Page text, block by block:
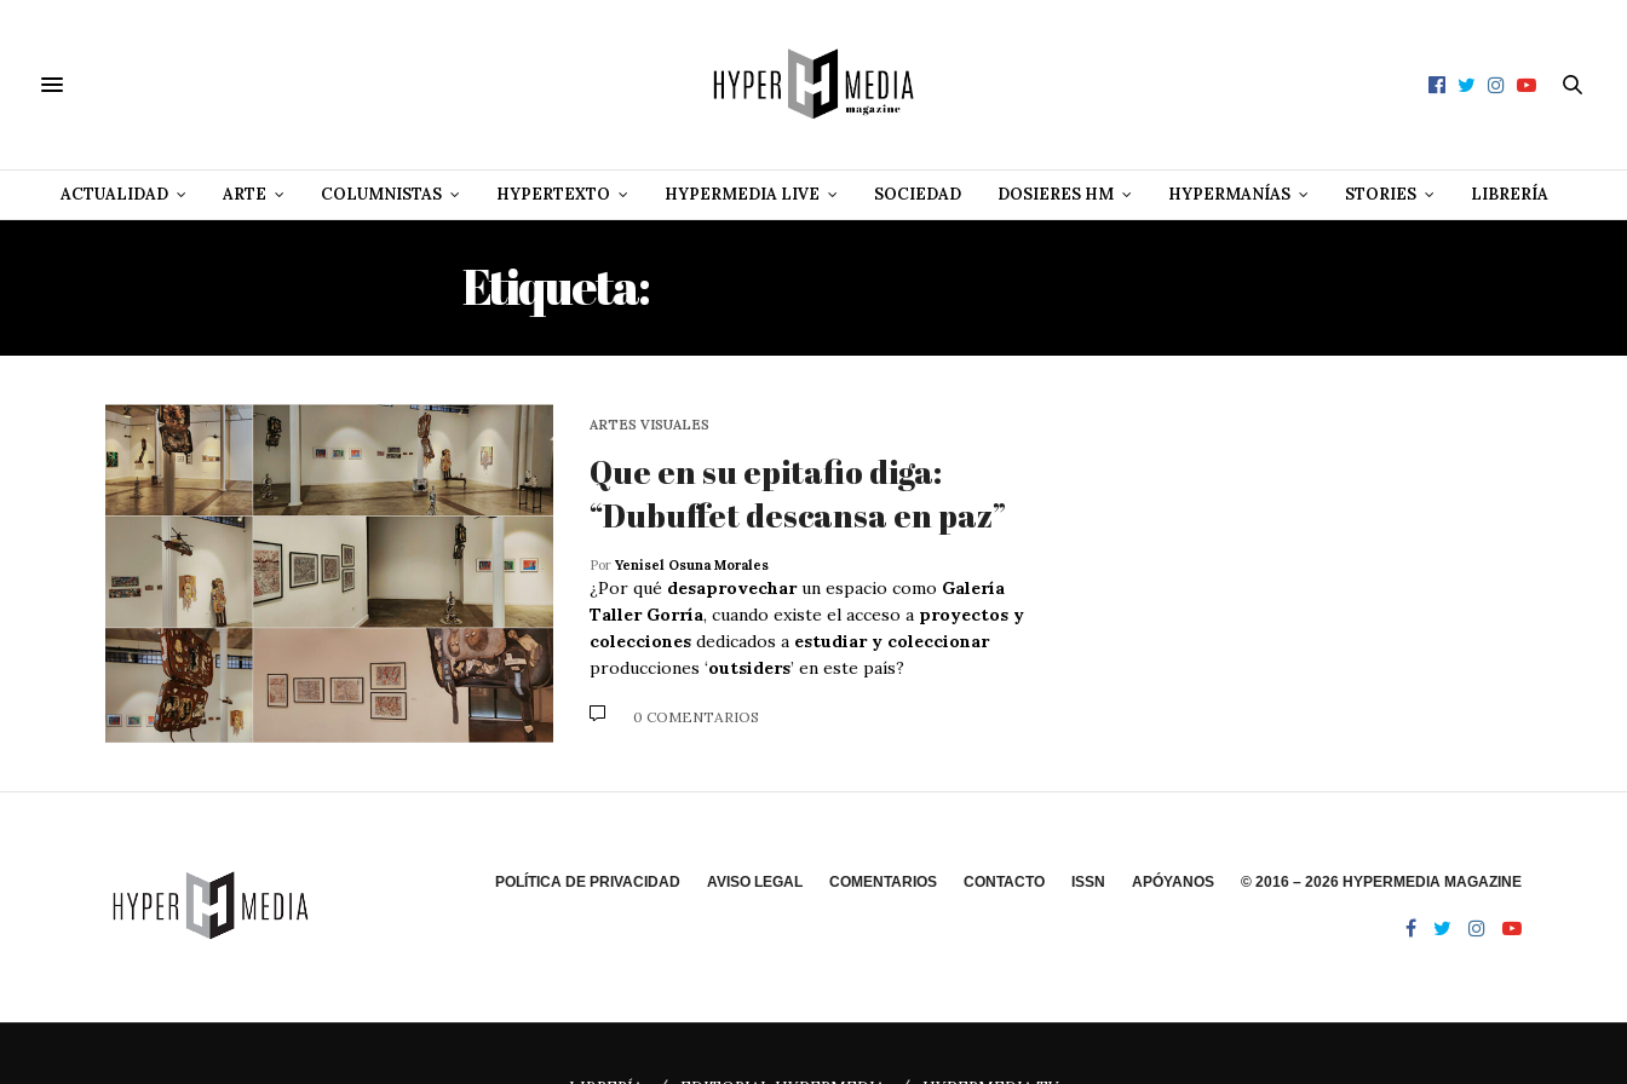
ACTUALIDAD ARTE COLUMNISTAS HYPERTEXTO HYPERMEDIA LIVE SOCIEDAD DOSIERES HM HYPERMANÍAS STORIES LIBRERÍA
Etiqueta:
ARTES VISUALES
Que en su epitafio diga:
“Dubuffet descansa en paz”
Por Yenisel Osuna Morales
¿Por qué desaprovecharun espacio como Galería
Taller Gorría, cuando existe el acceso a proyectos y
colecciones dedicados a estudiar y coleccionar
producciones ‘outsiders’ en este país?
0 COMENTARIOS
POLÍTICA DE PRIVACIDAD AVISO LEGAL COMENTARIOS CONTACTO ISSN APÓYANOS © 2016 – 2026 HYPERMEDIA MAGAZINE